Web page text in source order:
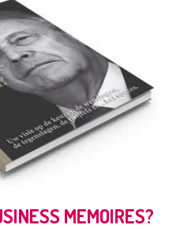
MEMOIRES?